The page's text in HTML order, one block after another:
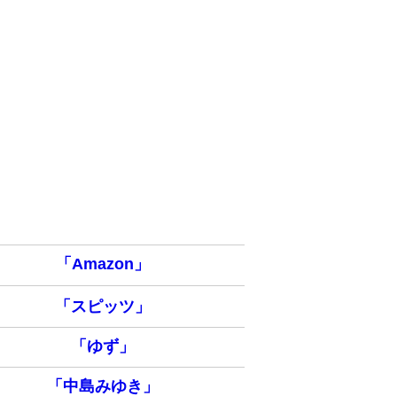
「Amazon」
「スピッツ」
「ゆず」
「中島みゆき」